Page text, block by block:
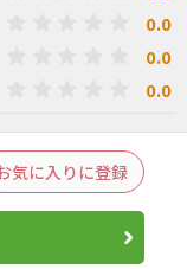
0.0
0.0
0.0
気に入りに登録